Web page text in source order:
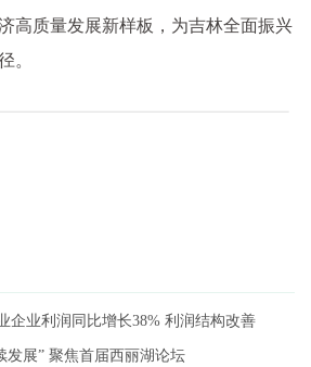
高质量发展新样板，为吉林全面振兴
。
企业利润同比增长38% 利润结构改善
发展” 聚焦首届西丽湖论坛